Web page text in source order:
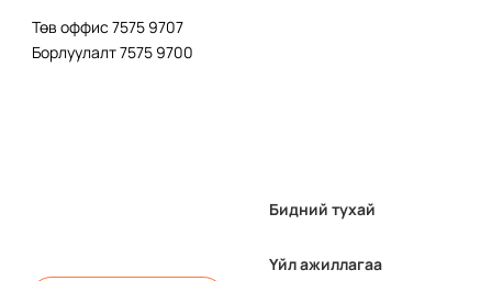
Төв оффис 7575 9707
Борлуулалт 7575 9700
Бидний тухай
Үйл ажиллагаа